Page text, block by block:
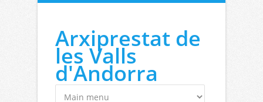
Vés al contingut
Arxiprestat de
les Valls
d'Andorra